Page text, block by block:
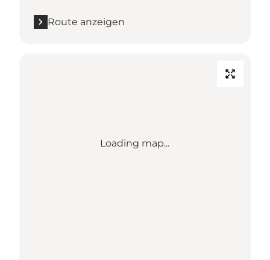
Route anzeigen
Loading map...